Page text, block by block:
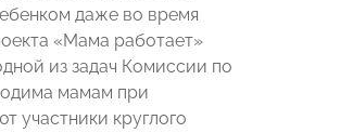
даже во время
«Мама работает»
из задач Комиссии по
мамам при
участники круглого